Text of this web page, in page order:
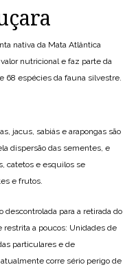
nativa da Mata Atlântica
nutricional e faz parte da
68 espécies da fauna silvestre.
jacus, sabiás e arapongas são
dispersão das sementes, e
catetos e esquilos se
e frutos.
descontrolada para a retirada do
restrita a poucos: Unidades de
particulares e de
corre sério perigo de